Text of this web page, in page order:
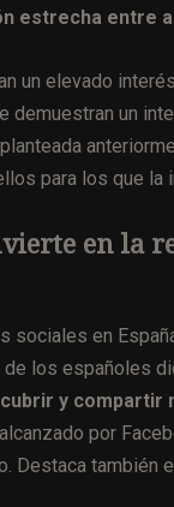
estrecha entre
un elevado
demuestran un
para los que la
en la
sociales en
de los españoles
y compartir
por
Destaca también